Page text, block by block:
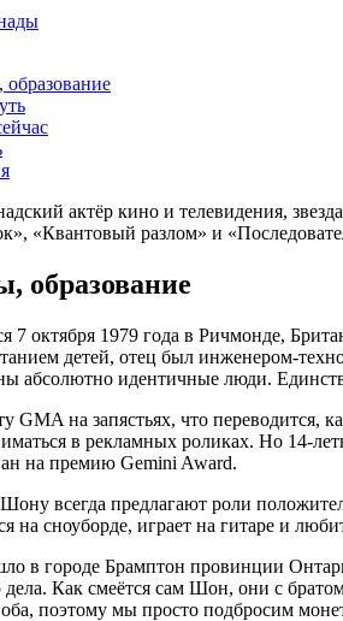
образование
актёр кино и телевидения,
«Квантовый разлом» и
образование
октября 1979 года в Ричмонде,
детей, отец был инженером-
абсолютно идентичные люди.
GMA на запястьях, что
в рекламных роликах. Но 14-
на премию Gemini Award.
всегда предлагают роли
на сноуборде, играет на гитаре и
в городе Брамптон провинции
Как смеётся сам Шон, они с
поэтому мы просто подбросим